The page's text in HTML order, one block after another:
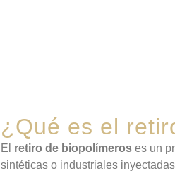
¿Qué es el
El retiro de biopolímeros es un
sintéticas o industriales